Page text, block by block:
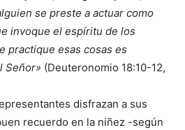
se preste a actuar como
invoque el espíritu de los
practique esas cosas es
Señor» (Deuteronomio 18:10-12,
disfrazan a sus
recuerdo en la niñez -según